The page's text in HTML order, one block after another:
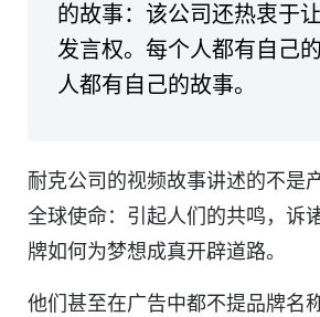
的故事：该公司还热衷于
发言权。每个人都有自己
人都有自己的故事。
耐克公司的视频故事讲述的不是
全球使命：引起人们的共鸣，诉
牌如何为梦想成真开辟道路。
他们甚至在广告中都不提品牌名称